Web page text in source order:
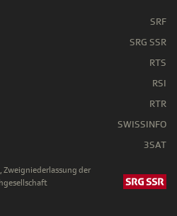
SRF
SRG SSR
RTS
RSI
RTR
SWISSINFO
3SAT
Zweigniederlassung der